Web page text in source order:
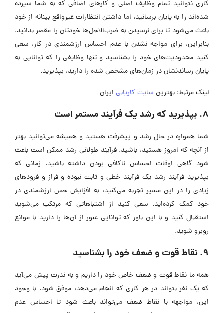
کاری نتوانید تمام وظایف اصلی و کارهای اضافی که به شما سپرده
شده‌اند را به پایان برسانید، اما داشتن انتظارات غیرواقع بینانه از خود
باعث می‌شود تا برای نرسیدن به ضرب‌الاجل‌ها خودتان را مقصر بدانید.
بنابراین، برای مواجه نشدن با عدم احساس ارزشمندی در کار، سعی
کنید محدودیت‌های خود را بشناسید و تنها وظایفی را که توانایی به
پایان رساندنشان در زمان‌های مشخص شده را دارید، بپذیرید.
لینک مرتبط: بهترین سایت کاریابی ایران
8. بپذیرید که رشد یک فرآیند مستمر است
شما همواره در حال رشد و پیشرفت هستید و همیشه می‌توانید بهتر
از آنچه که امروز هستید، باشید. فرآیند طولانی رشد ممکن است باعث
شود گاهی اوقات احساس ناکافی بودن داشته باشید. زمانی که
بپذیرید فرآیند رشد یک فرآیند خطی و ثابت نبوده و فراز و فرودهای
زیادی را در این مسیر تجربه می‌کنید، به افزایش حس ارزشمندی در
خود کمک کرده‌اید. سعی کنید از اشتباهاتی که مرتکب می‌شوید
استقبال کنید و با این باور که توانایی عبور از آن‌ها را دارید با موانع
روبرو شوید.
9. نقاط قوت و ضعف خود را بشناسید
همه ما نقاط قوت و ضعف خاص خود را داریم و به ندرت پیش می‌آید
که یک نفر بتواند در هر کاری که انجام می‌دهد، موفق شود. با وجود
این، مواجهه با نقاط ضعف می‌تواند باعث شود تا احساس عدم